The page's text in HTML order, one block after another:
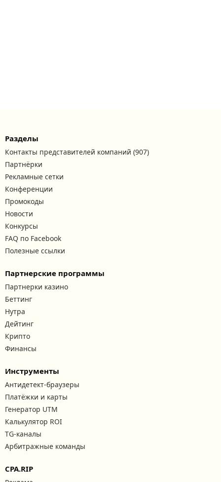
Разделы
Контакты представителей компаний (907)
Партнёрки
Рекламные сетки
Конференции
Промокоды
Новости
Конкурсы
FAQ по Facebook
Полезные ссылки
Партнерские программы
Партнерки казино
Беттинг
Нутра
Дейтинг
Крипто
Финансы
Инструменты
Антидетект-браузеры
Платёжки и карты
Генератор UTM
Калькулятор ROI
TG-каналы
Арбитражные команды
CPA.RIP